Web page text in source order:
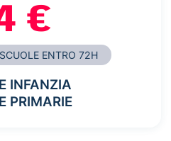
€
ENTRO 72H
INFANZIA
PRIMARIE